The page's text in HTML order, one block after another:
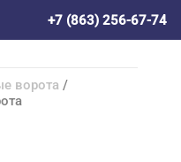
+7 (863) 256-67-74
ворота /